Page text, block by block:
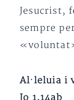
Jesucrist,
sempre
Al·leluia i